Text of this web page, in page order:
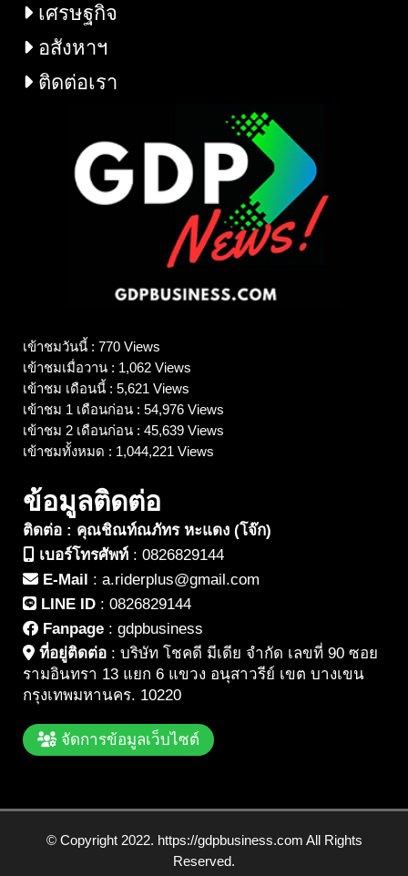
เศรษฐกิจ
อสังหาฯ
ติดต่อเรา
เข้าชมวันนี้ : 770 Views
เข้าชมเมื่อวาน : 1,062 Views
เข้าชม เดือนนี้ : 5,621 Views
เข้าชม 1 เดือนก่อน : 54,976 Views
เข้าชม 2 เดือนก่อน : 45,639 Views
เข้าชมทั้งหมด : 1,044,221 Views
ข้อมูลติดต่อ
ติดต่อ : คุณชิณท์ณภัทร หะแดง (โจ๊ก)
เบอร์โทรศัพท์ : 0826829144
E-Mail : a.riderplus@gmail.com
LINE ID : 0826829144
Fanpage : gdpbusiness
ที่อยู่ติดต่อ : บริษัท โชคดี มีเดีย จำกัด เลขที่ 90 ซอย
รามอินทรา 13 แยก 6 แขวง อนุสาวรีย์ เขต บางเขน
กรุงเทพมหานคร. 10220
จัดการข้อมูลเว็บไซต์
© Copyright 2022. https://gdpbusiness.com All Rights
Reserved.